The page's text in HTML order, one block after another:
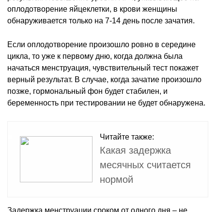
оплодотворение яйцеклетки, в крови женщины
обнаруживается только на 7-14 день после зачатия.
Если оплодотворение произошло ровно в середине
цикла, то уже к первому дню, когда должна была
начаться менструация, чувствительный тест покажет
верный результат. В случае, когда зачатие произошло
позже, гормональный фон будет стабилен, и
беременность при тестировании не будет обнаружена.
Читайте также:
Какая задержка
месячных считается
нормой
Задержка менструации сроком от одного дня – не